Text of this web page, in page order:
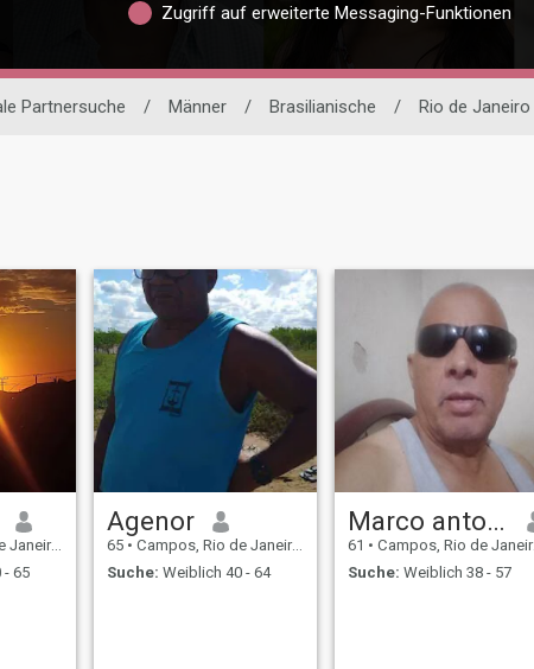
Zugriff auf erweiterte Messaging-Funktionen
Partnersuche / Männer / Brasilianische / Rio de Janeiro
Brasilien
- 65
Agenor
65 • Campos, Rio de Janeiro, Brasilien
Suche: Weiblich 40 - 64
Marco antonio
61 • Campos, Rio de Janeiro, Brasilien
Suche: Weiblich 38 - 57